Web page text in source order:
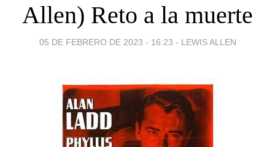
Allen) Reto a la muerte
05 DE FEBRERO DE 2023 - 16:23 - LEWIS ALLEN